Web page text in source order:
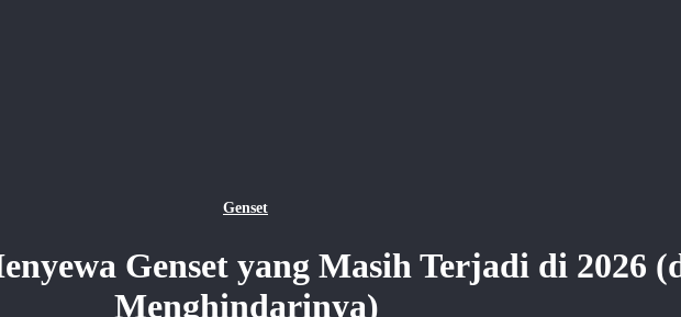
Genset
Genset yang Masih Terjadi di 2026
Menghindarinya)